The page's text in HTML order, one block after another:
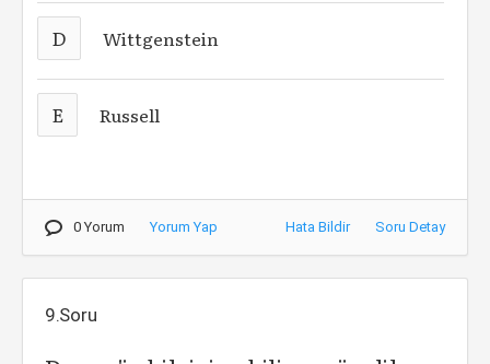
D Wittgenstein
E Russell
0 Yorum Yorum Yap Hata Bildir Soru Detay
9.Soru